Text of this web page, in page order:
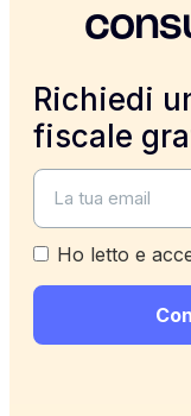
Richiedi
fiscale
Ho letto e